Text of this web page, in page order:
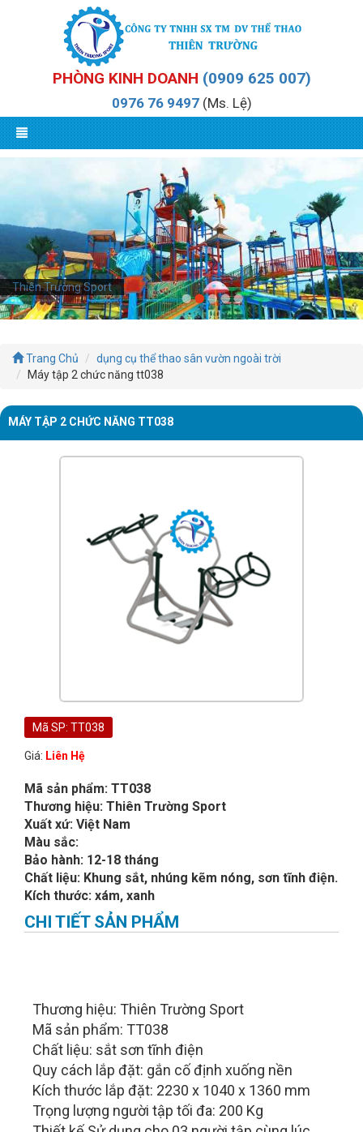
PHÒNG KINH DOANH (0909 625 007)
0976 76 9497(Ms. Lệ)
Thiên Trường Sport
Trang Chủ
dụng cụ thể thao sân vườn ngoài trời
Máy tập 2 chức năng tt038
MÁY TẬP 2 CHỨC NĂNG TT038
Mã SP: TT038
Giá: Liên Hệ
Mã sản phẩm: TT038
Thương hiệu: Thiên Trường Sport
Xuất xứ: Việt Nam
Màu sắc:
Bảo hành: 12-18 tháng
Chất liệu: Khung sắt, nhúng kẽm nóng, sơn tĩnh điện.
Kích thước: xám, xanh
CHI TIẾT SẢN PHẨM
Thương hiệu: Thiên Trường Sport
Mã sản phẩm: TT038
Chất liệu: sắt sơn tĩnh điện
Quy cách lắp đặt: gắn cố định xuống nền
Kích thước lắp đặt: 2230 x 1040 x 1360 mm
Trọng lượng người tập tối đa: 200 Kg